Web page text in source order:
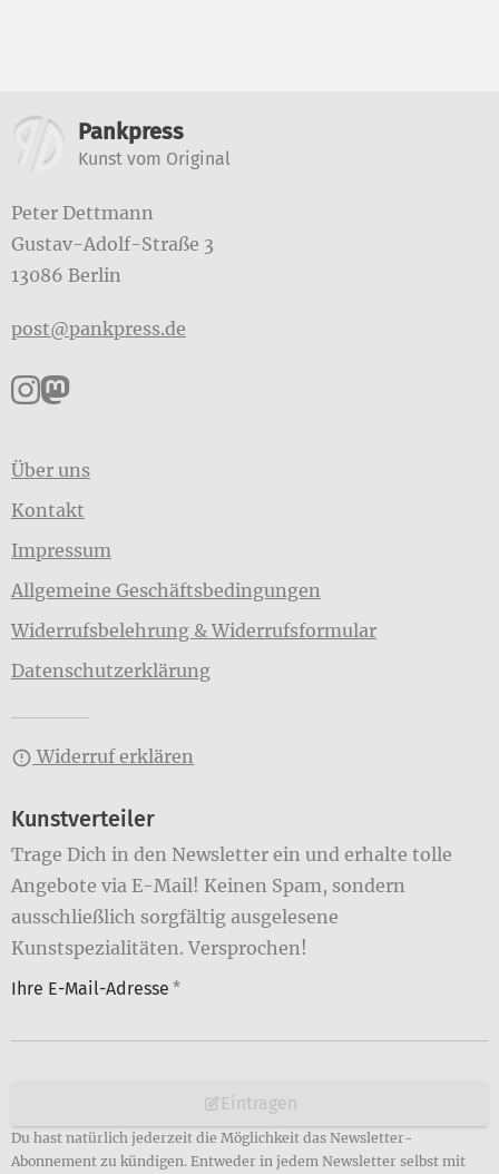
Weitere Informationen
Pankpress
Kunst vom Original
Peter Dettmann
Gustav-Adolf-Straße 3
13086 Berlin
post@pankpress.de
Pankpress auf Instagram
Pankpress auf Mastodon
Über uns
Kontakt
Impressum
Allgemeine Geschäftsbedingungen
Widerrufsbelehrung & Widerrufsformular
Datenschutzerklärung
Widerruf erklären
Kunstverteiler
Trage Dich in den Newsletter ein und erhalte tolle
Angebote via E-Mail! Keinen Spam, sondern
ausschließlich sorgfältig ausgelesene
Kunstspezialitäten. Versprochen!
Ihre E-Mail-Adresse *
Eintragen
Du hast natürlich jederzeit die Möglichkeit das Newsletter-
Abonnement zu kündigen. Entweder in jedem Newsletter selbst mit